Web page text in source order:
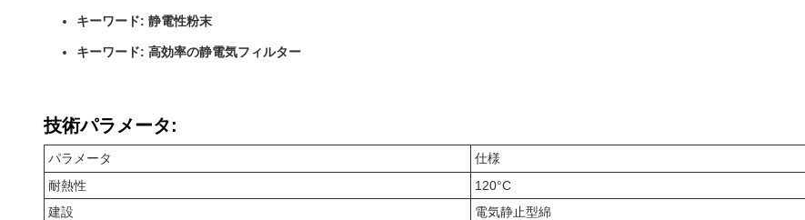
キーワード: 静電性粉末
キーワード: 高効率の静電気フィルター
技術パラメータ:
パラメータ
仕様
耐熱性
120°C
建設
電気静止型綿